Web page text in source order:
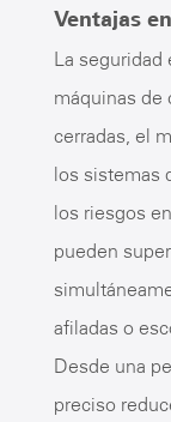
Ventajas
La seguridad
máquinas de
cerradas, el
los sistemas
los riesgos
pueden
afiladas o
Desde una
preciso